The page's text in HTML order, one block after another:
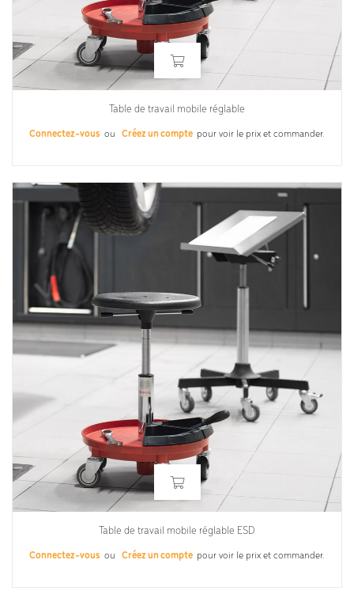
Table de travail mobile réglable
Connectez-vous ou Créez un compte pour voir le prix et commander.
Table de travail mobile réglable ESD
Connectez-vous ou Créez un compte pour voir le prix et commander.